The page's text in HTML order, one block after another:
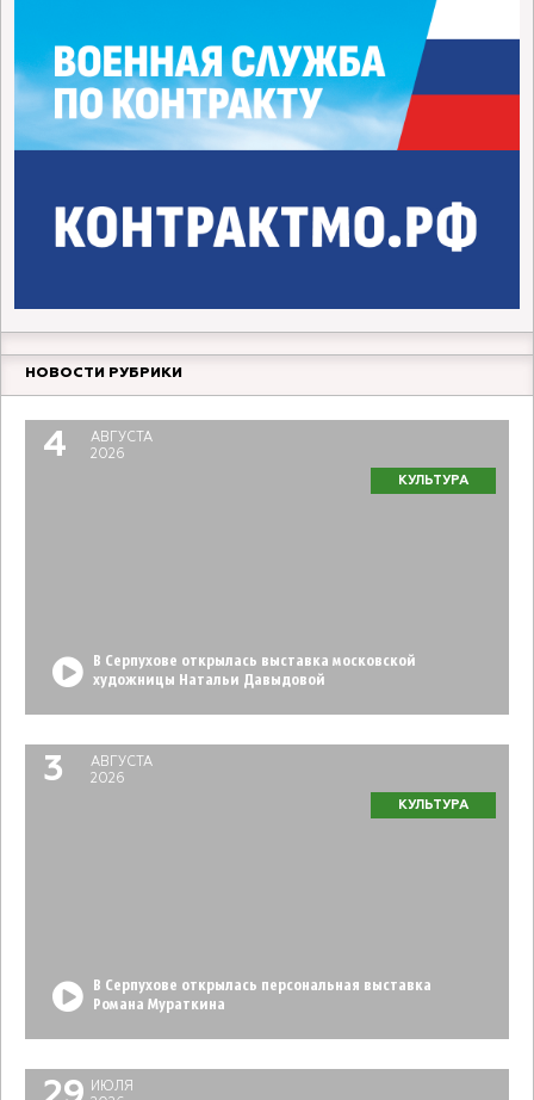
НОВОСТИ РУБРИКИ
4
АВГУСТА
2026
КУЛЬТУРА
В Серпухове открылась выставка московской
художницы Натальи Давыдовой
3
АВГУСТА
2026
КУЛЬТУРА
В Серпухове открылась персональная выставка
Романа Мураткина
ИЮЛЯ